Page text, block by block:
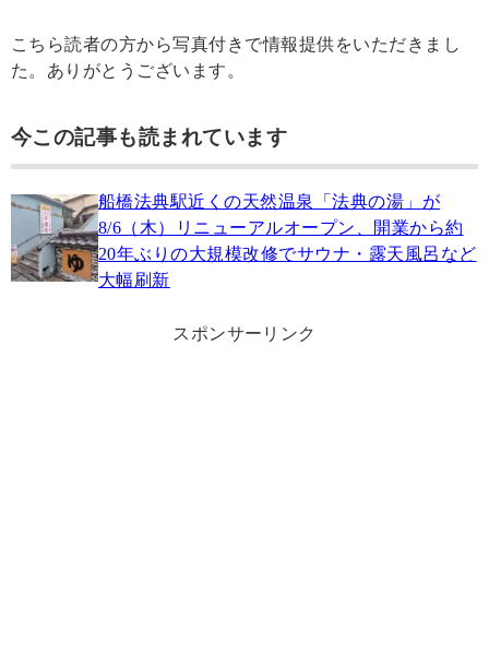
こちら読者の方から写真付きで情報提供をいただきまし
た。ありがとうございます。
今この記事も読まれています
船橋法典駅近くの天然温泉「法典の湯」が
8/6（木）リニューアルオープン、開業から約
20年ぶりの大規模改修でサウナ・露天風呂など
大幅刷新
スポンサーリンク